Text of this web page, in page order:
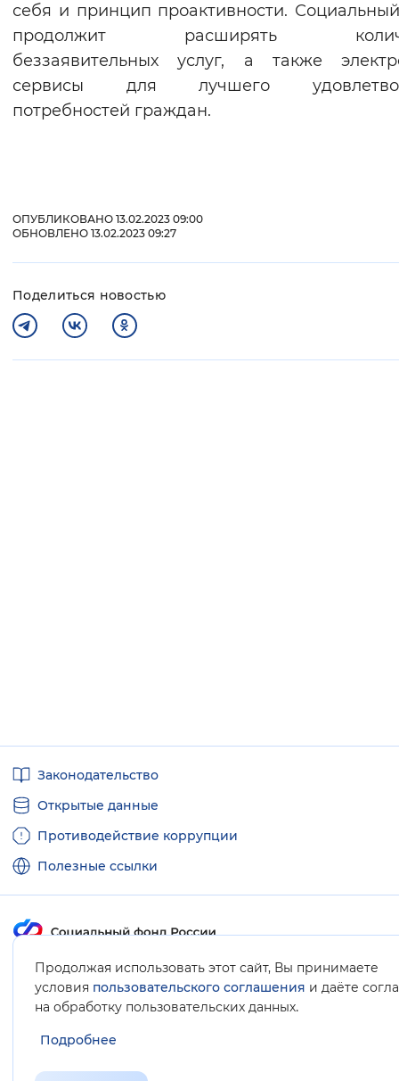
себя и принцип проактивности.
продолжит расширять
беззаявительных услуг, а также
сервисы для лучшего
потребностей граждан.
ОПУБЛИКОВАНО 13.02.2023 09:00
ОБНОВЛЕНО 13.02.2023 09:27
Поделиться новостью
Продолжая использовать этот сайт, Вы принимаете
условия пользовательского соглашения и даёте
на обработку пользовательских данных.
Подробнее
ссылкиЗаконодательство
Открытые данные
Противодействие коррупции
Полезные ссылки
Карта сайта